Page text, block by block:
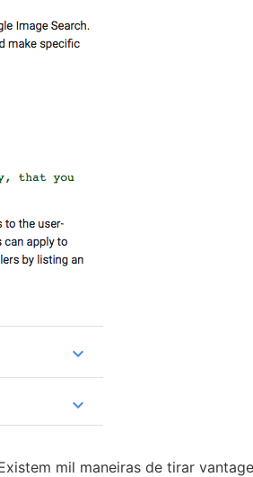
mil maneiras de tirar